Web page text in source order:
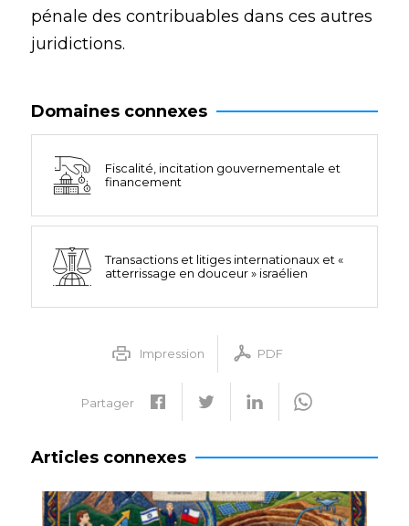
pénale des contribuables dans ces autres
juridictions.
Domaines connexes
Fiscalité, incitation gouvernementale et
financement
Transactions et litiges internationaux et «
atterrissage en douceur » israélien
Impression PDF
Partager
Articles connexes